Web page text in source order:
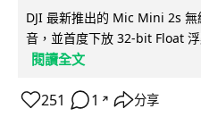
DJI 最新推出的 Mic Mini 2s
音，並首度下放 32-bit Float
閱讀全文
251 1 ↗ 分享